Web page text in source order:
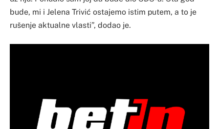
bude, mi i Jelena Trivić ostajemo istim putem, a to je
rušenje aktualne vlasti”, dodao je.